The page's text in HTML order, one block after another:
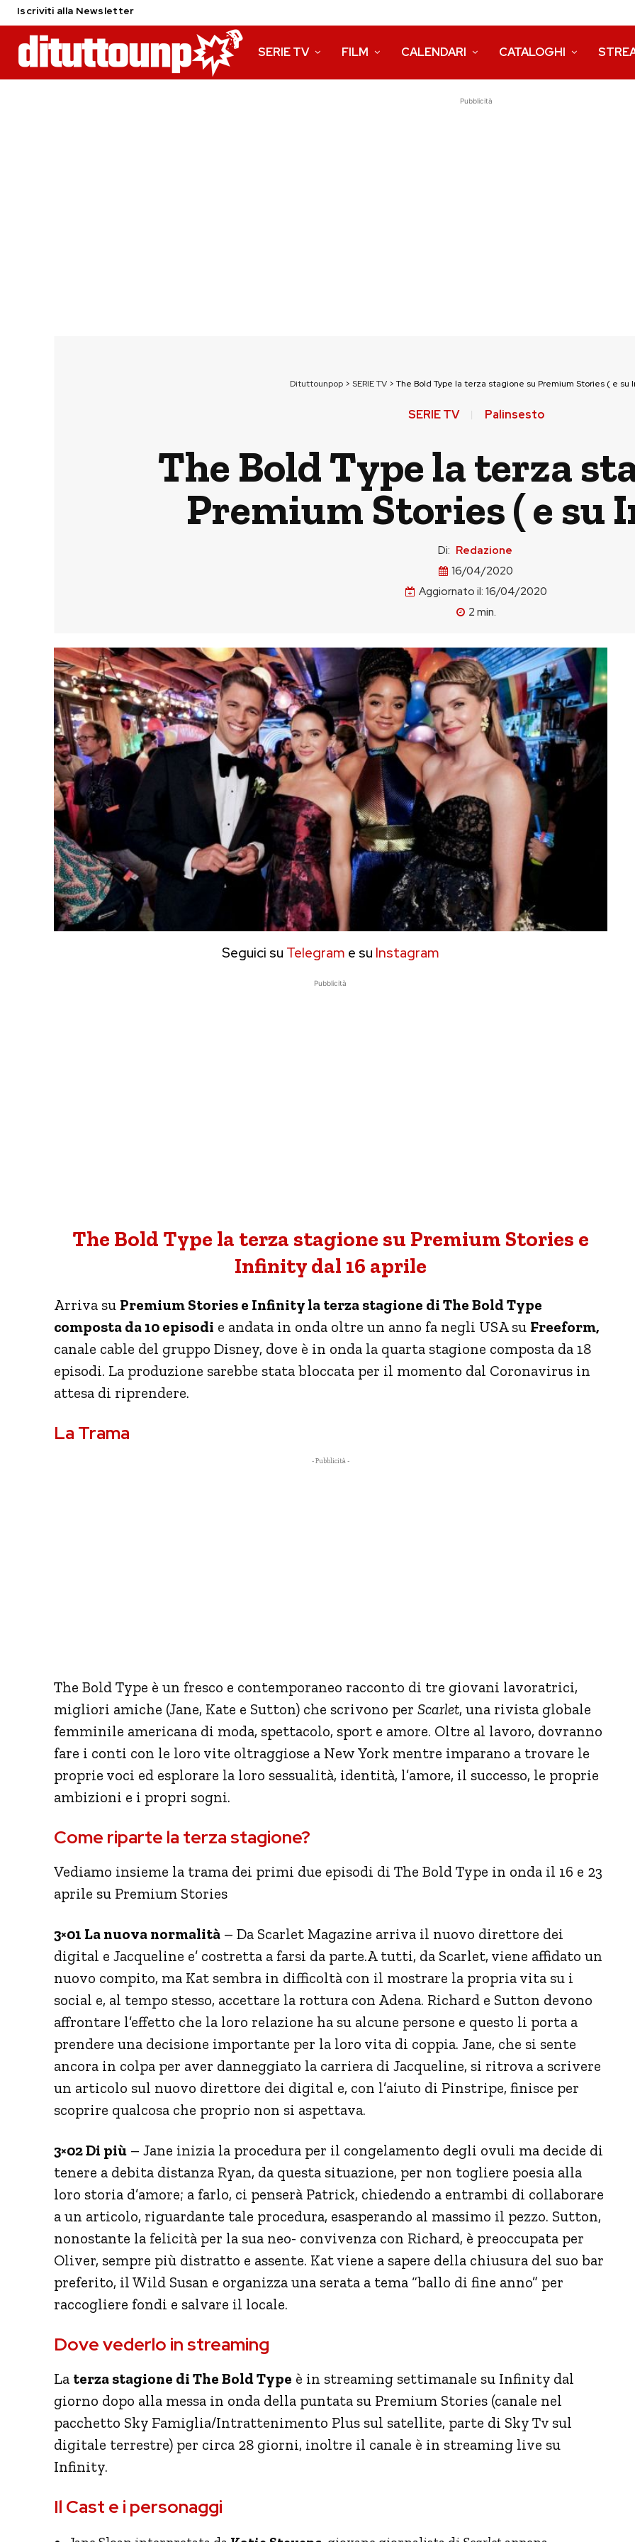
Iscriviti alla Newsletter
SERIE TV FILM CALENDARI CATALOGHI
Pubblicità
Dituttounpop> SERIE TV> The Bold Type la terza stagione su Premium Stories ( e su
SERIE TV Palinsesto
The Bold Type la terza
Premium Stories ( e su
Di: Redazione
16/04/2020
Aggiornato il: 16/04/2020
2 min.
Seguici su Telegram e su Instagram
Pubblicità
The Bold Type la terza stagione su Premium Stories e
Infinity dal 16 aprile
Arriva su Premium Stories e Infinity la terza stagione di The Bold Type
composta da 10 episodi e andata in onda oltre un anno fa negli USA su Freeform,
canale cable del gruppo Disney, dove è in onda la quarta stagione composta da 18
episodi. La produzione sarebbe stata bloccata per il momento dal Coronavirus in
attesa di riprendere.
La Trama
- Pubblicità -
The Bold Type è un fresco e contemporaneo racconto di tre giovani lavoratrici,
migliori amiche (Jane, Kate e Sutton) che scrivono per Scarlet, una rivista globale
femminile americana di moda, spettacolo, sport e amore. Oltre al lavoro, dovranno
fare i conti con le loro vite oltraggiose a New York mentre imparano a trovare le
proprie voci ed esplorare la loro sessualità, identità, l’amore, il successo, le proprie
ambizioni e i propri sogni.
Come riparte la terza stagione?
Vediamo insieme la trama dei primi due episodi di The Bold Type in onda il 16 e 23
aprile su Premium Stories
3×01 La nuova normalità – Da Scarlet Magazine arriva il nuovo direttore dei
digital e Jacqueline e’ costretta a farsi da parte.A tutti, da Scarlet, viene affidato un
nuovo compito, ma Kat sembra in difficoltà con il mostrare la propria vita su i
social e, al tempo stesso, accettare la rottura con Adena. Richard e Sutton devono
affrontare l’effetto che la loro relazione ha su alcune persone e questo li porta a
prendere una decisione importante per la loro vita di coppia. Jane, che si sente
ancora in colpa per aver danneggiato la carriera di Jacqueline, si ritrova a scrivere
un articolo sul nuovo direttore dei digital e, con l’aiuto di Pinstripe, finisce per
scoprire qualcosa che proprio non si aspettava.
3×02 Di più – Jane inizia la procedura per il congelamento degli ovuli ma decide di
tenere a debita distanza Ryan, da questa situazione, per non togliere poesia alla
loro storia d’amore; a farlo, ci penserà Patrick, chiedendo a entrambi di collaborare
a un articolo, riguardante tale procedura, esasperando al massimo il pezzo. Sutton,
nonostante la felicità per la sua neo- convivenza con Richard, è preoccupata per
Oliver, sempre più distratto e assente. Kat viene a sapere della chiusura del suo bar
preferito, il Wild Susan e organizza una serata a tema “ballo di fine anno” per
raccogliere fondi e salvare il locale.
Dove vederlo in streaming
La terza stagione di The Bold Type è in streaming settimanale su Infinity dal
giorno dopo alla messa in onda della puntata su Premium Stories (canale nel
pacchetto Sky Famiglia/Intrattenimento Plus sul satellite, parte di Sky Tv sul
digitale terrestre) per circa 28 giorni, inoltre il canale è in streaming live su
Infinity.
Il Cast e i personaggi